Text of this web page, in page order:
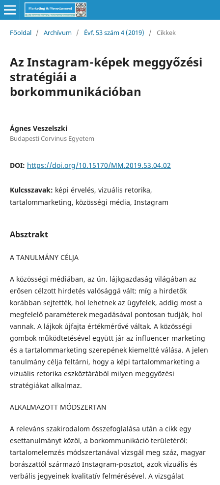
Főoldal / Archívum / Évf. 53 szám 4 (2019) / Cikkek
Az Instagram-képek meggyőzési
stratégiái a
borkommunikációban
Ágnes Veszelszki
Budapesti Corvinus Egyetem
DOI: https://doi.org/10.15170/MM.2019.53.04.02
Kulcsszavak: képi érvelés, vizuális retorika,
tartalommarketing, közösségi média, Instagram
Absztrakt
A TANULMÁNY CÉLJA
A közösségi médiában, az ún. lájkgazdaság világában az
erősen célzott hirdetés valósággá vált: míg a hirdetők
korábban sejtették, hol lehetnek az ügyfelek, addig most a
megfelelő paraméterek megadásával pontosan tudják, hol
vannak. A lájkok újfajta értékmérővé váltak. A közösségi
gombok működtetésével együtt jár az influencer marketing
és a tartalommarketing szerepének kiemeltté válása. A jelen
tanulmány célja feltárni, hogy a képi tartalommarketing a
vizuális retorika eszköztárából milyen meggyőzési
stratégiákat alkalmaz.
ALKALMAZOTT MÓDSZERTAN
A releváns szakirodalom összefoglalása után a cikk egy
esettanulmányt közöl, a borkommunikáció területéről:
tartalomelemzés módszertanával vizsgál meg száz, magyar
borászattól származó Instagram-posztot, azok vizuális és
verbális jegyeinek kvalitatív felmérésével. A vizsgálat